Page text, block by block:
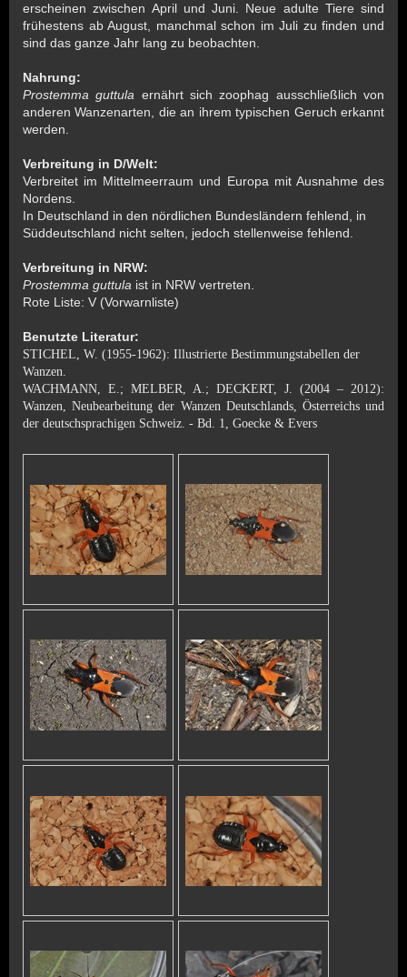
erscheinen zwischen April und Juni. Neue adulte Tiere sind
frühestens ab August, manchmal schon im Juli zu finden und
sind das ganze Jahr lang zu beobachten.
Nahrung:
Prostemma guttula ernährt sich zoophag ausschließlich von
anderen Wanzenarten, die an ihrem typischen Geruch erkannt
werden.
Verbreitung in D/Welt:
Verbreitet im Mittelmeerraum und Europa mit Ausnahme des
Nordens.
In Deutschland in den nördlichen Bundesländern fehlend, in
Süddeutschland nicht selten, jedoch stellenweise fehlend.
Verbreitung in NRW:
Prostemma guttula ist in NRW vertreten.
Rote Liste: V (Vorwarnliste)
Benutzte Literatur:
STICHEL, W. (1955-1962): Illustrierte Bestimmungstabellen der
Wanzen.
WACHMANN, E.; MELBER, A.; DECKERT, J. (2004 – 2012):
Wanzen, Neubearbeitung der Wanzen Deutschlands, Österreichs und
der deutschsprachigen Schweiz. - Bd. 1, Goecke & Evers